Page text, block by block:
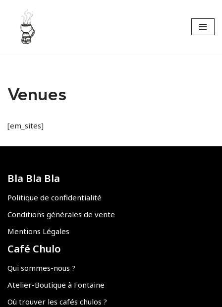
Aller
Venues
[em_sites]
Bla Bla Bla
Politique de confidentialité
Conditions générales de vente
Mentions Légales
Café Chulo
Qui sommes-nous ?
Atelier-Boutique à Fontaine
Où trouver les cafés chulos ?